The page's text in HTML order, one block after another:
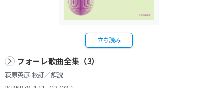
立ち読み
フォーレ歌曲全集（3）
萩原英彦 校訂／解説